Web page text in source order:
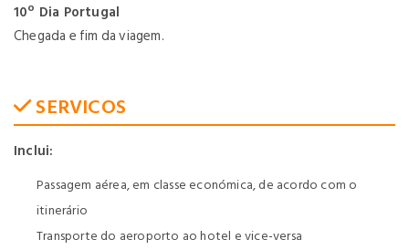
10º Dia Portugal
Chegada e fim da viagem.
SERVICOS
Inclui:
Passagem aérea, em classe económica, de acordo com o
itinerário
Transporte do aeroporto ao hotel e vice-versa